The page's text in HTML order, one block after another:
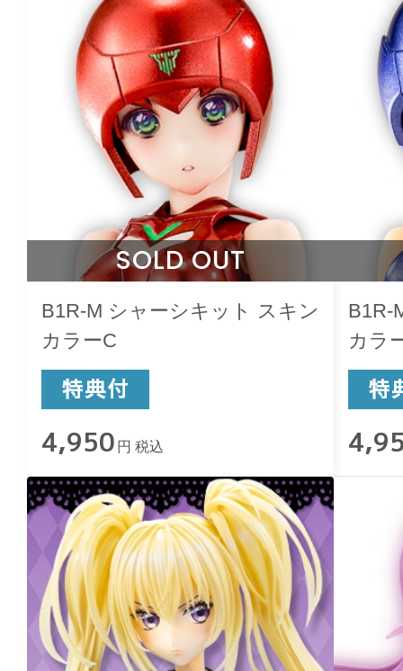
SOLD OUT
B1R-M シャーシキット スキン
カラーC
4,950 円 税込
B1R-
カラ